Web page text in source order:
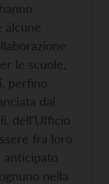
alcune
le scuole,
perfino
dal
dell’Ufficio
fra loro
anticipato
nella